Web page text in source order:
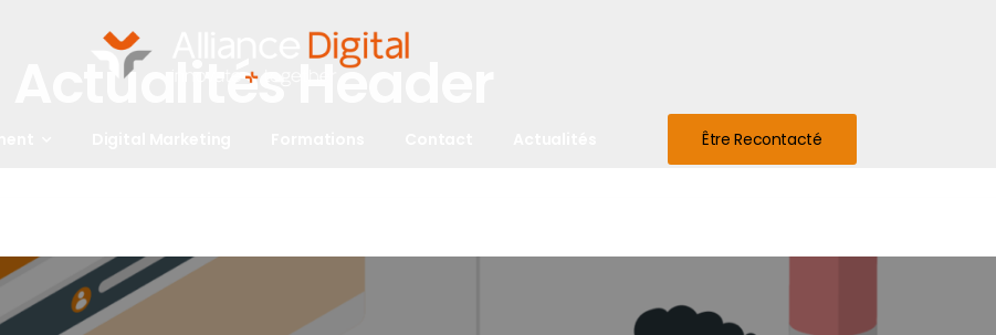
Être Recontacté
Actualités Header